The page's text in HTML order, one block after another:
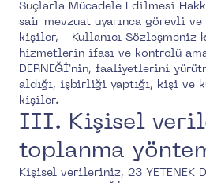
Suçlarla Mücadele Edilmesi
sair mevzuat uyarınca görevli
kişiler,– Kullanıcı Sözleşmeniz
hizmetlerin ifası ve kontrolü
DERNEĞİ'nin, faaliyetlerini
aldığı, işbirliği yaptığı, kişi ve
kişiler.
III. Kişisel
toplanma
Kişisel verileriniz, 23 YETENEK